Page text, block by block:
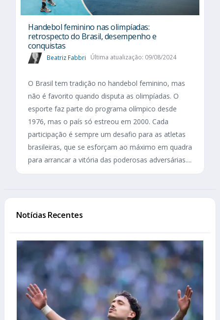
Handebol feminino nas olimpíadas:
retrospecto do Brasil, desempenho e
conquistas
Beatriz Fabbri Última atualização: 09/08/2024
O Brasil tem tradição no handebol feminino, mas
não é favorito quando disputa as olimpíadas. O
esporte faz parte do programa olímpico desde
1976, mas o país só estreou em 2000. Cada
participação é sempre um desafio para as atletas
brasileiras, que se esforçam ao máximo em quadra
para arrancar a vitória das poderosas adversárias....
Notícias Recentes